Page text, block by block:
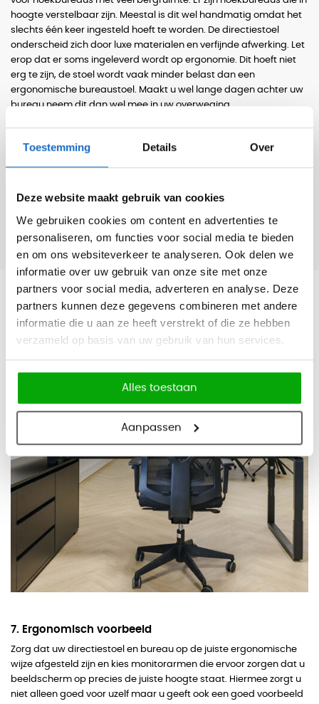
Toestemming Details Over
Deze website maakt gebruik van cookies
We gebruiken cookies om content en advertenties te
personaliseren, om functies voor social media te bieden
en om ons websiteverkeer te analyseren. Ook delen we
informatie over uw gebruik van onze site met onze
partners voor social media, adverteren en analyse. Deze
partners kunnen deze gegevens combineren met andere
informatie die u aan ze heeft verstrekt of die ze hebben
verzameld op basis van uw gebruik van hun services.
Alles toestaan
Aanpassen
hoogte verstelbaar zijn. Meestal is dit wel handmatig omdat het
slechts één keer ingesteld hoeft te worden. De directiestoel
onderscheid zich door luxe materialen en verfijnde afwerking. Let
erop dat er soms ingeleverd wordt op ergonomie. Dit hoeft niet
erg te zijn, de stoel wordt vaak minder belast dan een
ergonomische bureaustoel. Maakt u wel lange dagen achter uw
bureau neem dit dan wel mee in uw overweging.
7. Ergonomisch voorbeeld
Zorg dat uw directiestoel en bureau op de juiste ergonomische
wijze afgesteld zijn en kies monitorarmen die ervoor zorgen dat u
beeldscherm op precies de juiste hoogte staat. Hiermee zorgt u
niet alleen goed voor uzelf maar u geeft ook een goed voorbeeld